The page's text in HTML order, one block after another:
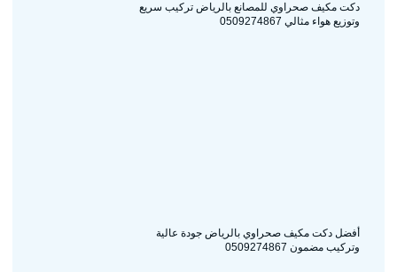
دكت مكيف صحراوي للمصانع بالرياض تركيب سريع
وتوزيع هواء مثالي 0509274867
أفضل دكت مكيف صحراوي بالرياض جودة عالية
وتركيب مضمون 0509274867